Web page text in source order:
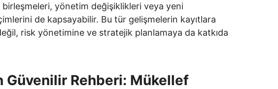
yönetim değişiklikleri veya yeni
de kapsayabilir. Bu tür gelişmelerin kayıtlara
risk yönetimine ve stratejik planlamaya da katkıda
Güvenilir Rehberi: Mükellef